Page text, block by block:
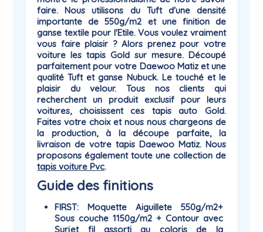
faire. Nous utilisons du Tuft d'une densité
importante de 550g/m2 et une finition de
ganse textile pour l'Etile. Vous voulez vraiment
vous faire plaisir ? Alors prenez pour votre
voiture les tapis Gold sur mesure. Découpé
parfaitement pour votre Daewoo Matiz et une
qualité Tuft et ganse Nubuck. Le touché et le
plaisir duvelour. Tous nos clients qui
recherchent un produit exclusif pour leurs
voitures, choisissent ces tapis auto Gold.
Faites votre choix et nous nous chargeons de
la production, à la découpe parfaite, la
livraison de votre tapis Daewoo Matiz. Nous
proposons également toute une collection de
tapis voiture Pvc.
Guide des finitions
FIRST: Moquette Aiguillete 550g/m2+
Sous couche 1150g/m2 + Contour avec
Surjet fil assorti au coloris de la